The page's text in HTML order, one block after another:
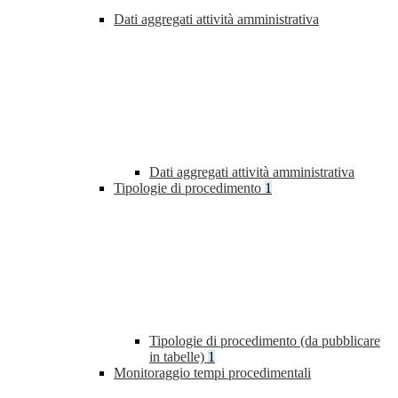
Dati aggregati attività amministrativa
Dati aggregati attività amministrativa
Tipologie di procedimento 1
Tipologie di procedimento (da pubblicare
in tabelle) 1
Monitoraggio tempi procedimentali